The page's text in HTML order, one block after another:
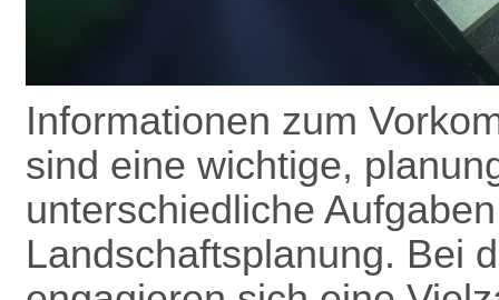
Informationen zum
sind eine wichtige,
unterschiedliche
Landschafts­planung. Bei